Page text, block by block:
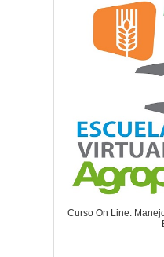
Curso On Line: